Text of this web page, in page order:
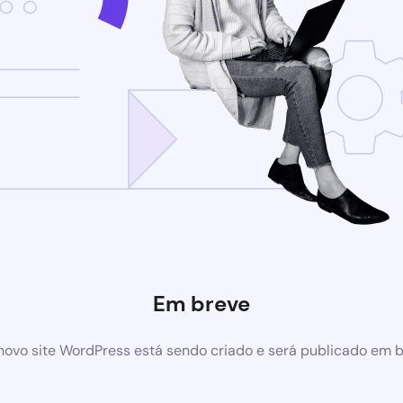
Em breve
site WordPress está sendo criado e será publicado em